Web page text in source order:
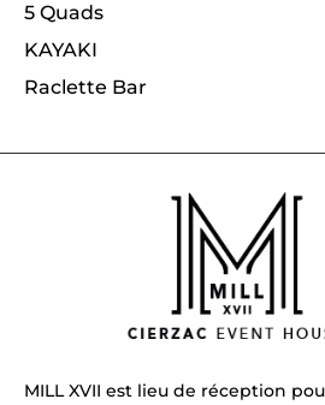
5 Quads
KAYAKI
Raclette Bar
MILL XVII est lieu de réception